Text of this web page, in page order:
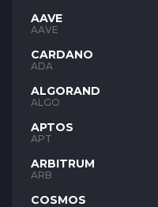
AAVE
AAVE
CARDANO
ADA
ALGORAND
ALGO
APTOS
APT
ARBITRUM
ARB
COSMOS